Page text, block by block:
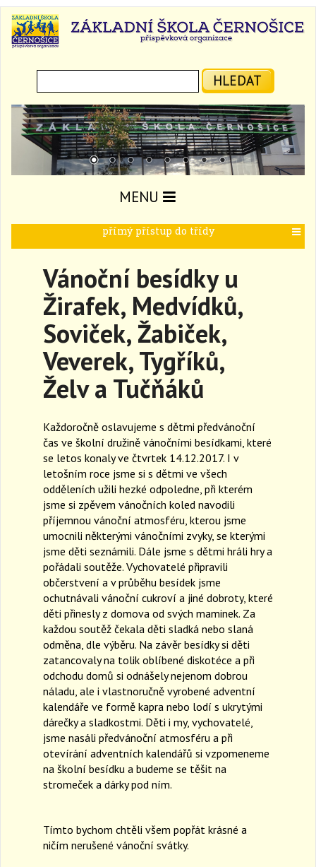
HLEDAT
MENU
přímý přístup do třídy
T
Vánoční besídky u
Žirafek, Medvídků,
Soviček, Žabiček,
Veverek, Tygříků,
Želv a Tučňáků
Každoročně oslavujeme s dětmi předvánoční
čas ve školní družině vánočními besídkami, které
se letos konaly ve čtvrtek 14.12.2017. I v
letošním roce jsme si s dětmi ve všech
odděleních užili hezké odpoledne, při kterém
jsme si zpěvem vánočních koled navodili
příjemnou vánoční atmosféru, kterou jsme
umocnili některými vánočními zvyky, se kterými
jsme děti seznámili. Dále jsme s dětmi hráli hry a
pořádali soutěže. Vychovatelé připravili
občerstvení a v průběhu besídek jsme
ochutnávali vánoční cukroví a jiné dobroty, které
děti přinesly z domova od svých maminek. Za
každou soutěž čekala děti sladká nebo slaná
odměna, dle výběru. Na závěr besídky si děti
zatancovaly na tolik oblíbené diskotéce a při
odchodu domů si odnášely nejenom dobrou
náladu, ale i vlastnoručně vyrobené adventní
kalendáře ve formě kapra nebo lodí s ukrytými
dárečky a sladkostmi. Děti i my, vychovatelé,
jsme nasáli předvánoční atmosféru a při
otevírání adventních kalendářů si vzpomeneme
na školní besídku a budeme se těšit na
stromeček a dárky pod ním.
Tímto bychom chtěli všem popřát krásné a
ničím nerušené vánoční svátky.